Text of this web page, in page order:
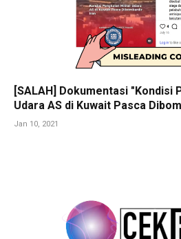
[SALAH] Dokumentasi "Kondisi
Udara AS di Kuwait Pasca
Jan 10, 2021